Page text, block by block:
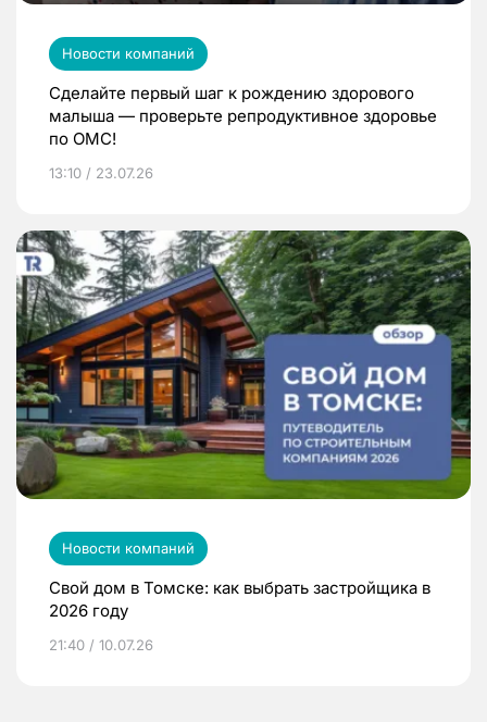
Новости компаний
Сделайте первый шаг к рождению здорового
малыша — проверьте репродуктивное здоровье
по ОМС!
13:10 / 23.07.26
Новости компаний
Свой дом в Томске: как выбрать застройщика в
2026 году
21:40 / 10.07.26